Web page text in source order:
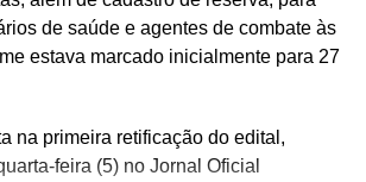
de saúde e agentes de combate às
estava marcado inicialmente para 27
na primeira retificação do edital,
feira (5) no Jornal Oficial